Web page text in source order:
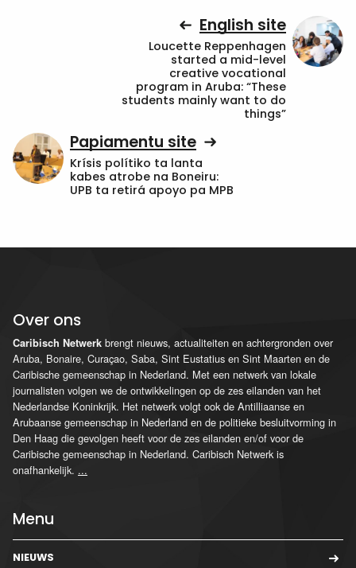
English site
Loucette Reppenhagen
started a mid-level
creative vocational
program in Aruba: “These
students mainly want to do
things”
Papiamentu site
Krísis polítiko ta lanta
kabes atrobe na Boneiru:
UPB ta retirá apoyo pa MPB
Over ons
Caribisch Netwerk brengt nieuws, actualiteiten en achtergronden over
Aruba, Bonaire, Curaçao, Saba, Sint Eustatius en Sint Maarten en de
Caribische gemeenschap in Nederland. Met een netwerk van lokale
journalisten volgen we de ontwikkelingen op de zes eilanden van het
Nederlandse Koninkrijk. Het netwerk volgt ook de Antilliaanse en
Arubaanse gemeenschap in Nederland en de politieke besluitvorming in
Den Haag die gevolgen heeft voor de zes eilanden en/of voor de
Caribische gemeenschap in Nederland. Caribisch Netwerk is
onafhankelijk. ...
Menu
NIEUWS